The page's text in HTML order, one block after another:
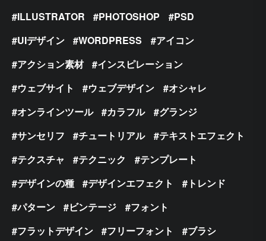
ILLUSTRATOR
PHOTOSHOP
PSD
UIデザイン
WORDPRESS
アイコン
アクション素材
インスピレーション
ウェブサイト
ウェブデザイン
オシャレ
オンラインツール
カラフル
グランジ
サンセリフ
チュートリアル
テキストエフェクト
テクスチャ
テクニック
テンプレート
デザインの種
デザインエフェクト
トレンド
パターン
ビンテージ
フォント
フラットデザイン
フリーフォント
ブラシ